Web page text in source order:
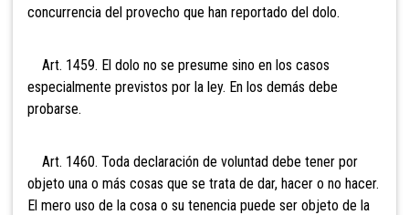
concurrencia del provecho que han reportado del dolo.
Art. 1459. El dolo no se presume sino en los casos
especialmente previstos por la ley. En los demás debe
probarse.
Art. 1460. Toda declaración de voluntad debe tener por
objeto una o más cosas que se trata de dar, hacer o no hacer.
El mero uso de la cosa o su tenencia puede ser objeto de la